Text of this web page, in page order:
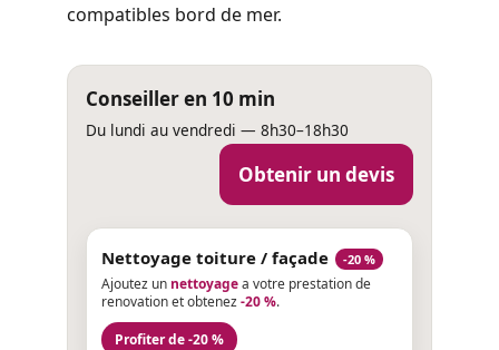
compatibles bord de mer.
Conseiller en 10 min
Du lundi au vendredi — 8h30–18h30
Obtenir un devis
Nettoyage toiture / façade -20 %
Ajoutez un nettoyagea votre prestation de
renovation et obtenez-20 %.
Profiter de -20 %